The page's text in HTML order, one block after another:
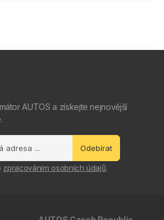
AUTOS a získejte nejnovější
Odebírat
zpracováním osobních údajů.